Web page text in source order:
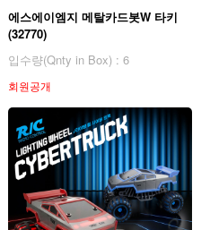
에스에이엠지 메탈카드봇W 타키
(32770)
입수량(Qnty in Box) : 6
회원공개